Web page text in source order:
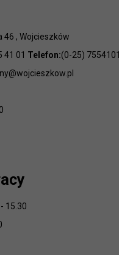
46 , Wojcieszków
41 01 Telefon:(0-25) 7554101
15.30